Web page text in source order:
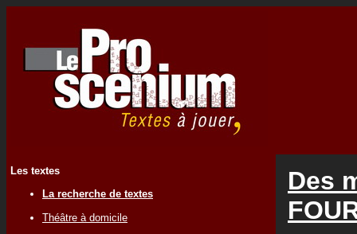
Les textes
La recherche de textes
Théâtre à domicile
Des